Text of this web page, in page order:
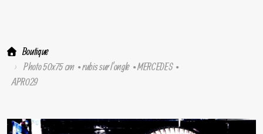
Boutique
Photo 50x75 cm • rubis sur l'ongle • MERCEDES •
APR029